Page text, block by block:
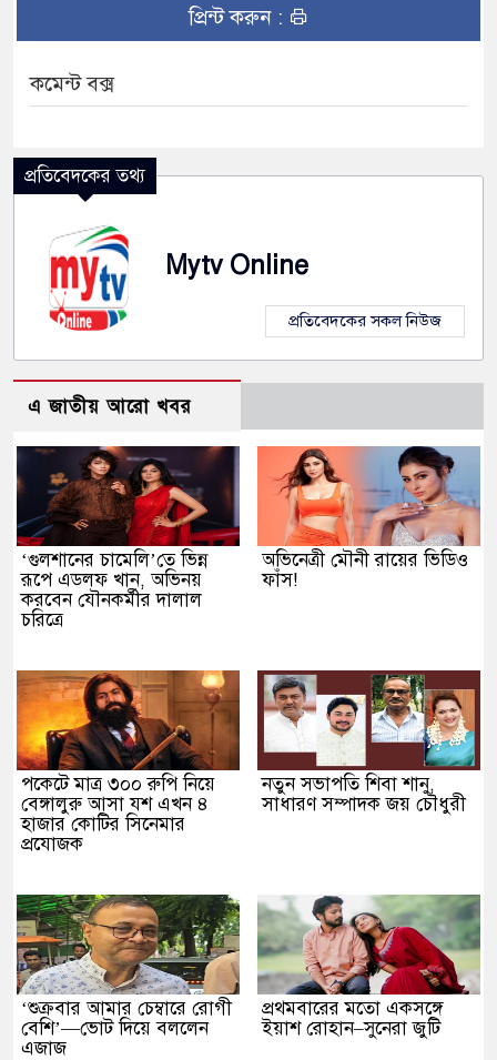
প্রিন্ট করুন :
কমেন্ট বক্স
প্রতিবেদকের তথ্য
Mytv Online
প্রতিবেদকের সকল নিউজ
এ জাতীয় আরো খবর
‘গুলশানের চামেলি’তে ভিন্ন
রূপে এডলফ খান, অভিনয়
করবেন যৌনকর্মীর দালাল
চরিত্রে
অভিনেত্রী মৌনী রায়ের ভিডিও
ফাঁস!
পকেটে মাত্র ৩০০ রুপি নিয়ে
বেঙ্গালুরু আসা যশ এখন ৪
হাজার কোটির সিনেমার
প্রযোজক
নতুন সভাপতি শিবা শানু,
সাধারণ সম্পাদক জয় চৌধুরী
‘শুক্রবার আমার চেম্বারে রোগী
বেশি’—ভোট দিয়ে বললেন
এজাজ
প্রথমবারের মতো একসঙ্গে
ইয়াশ রোহান–সুনেরা জুটি